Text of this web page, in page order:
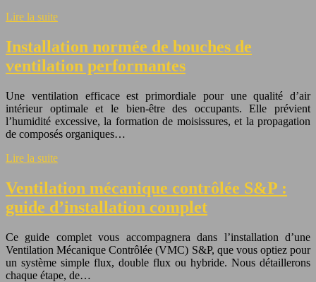
Lire la suite
Installation normée de bouches de
ventilation performantes
Une ventilation efficace est primordiale pour une qualité d’air
intérieur optimale et le bien-être des occupants. Elle prévient
l’humidité excessive, la formation de moisissures, et la propagation
de composés organiques…
Lire la suite
Ventilation mécanique contrôlée S&P :
guide d’installation complet
Ce guide complet vous accompagnera dans l’installation d’une
Ventilation Mécanique Contrôlée (VMC) S&P, que vous optiez pour
un système simple flux, double flux ou hybride. Nous détaillerons
chaque étape, de…